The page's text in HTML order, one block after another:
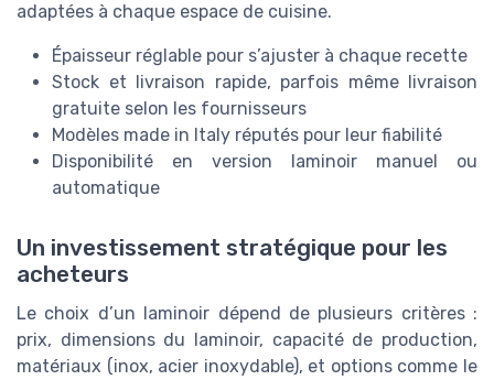
adaptées à chaque espace de cuisine.
Épaisseur réglable pour s’ajuster à chaque recette
Stock et livraison rapide, parfois même livraison
gratuite selon les fournisseurs
Modèles made in Italy réputés pour leur fiabilité
Disponibilité en version laminoir manuel ou
automatique
Un investissement stratégique pour les
acheteurs
Le choix d’un laminoir dépend de plusieurs critères :
prix, dimensions du laminoir, capacité de production,
matériaux (inox, acier inoxydable), et options comme le